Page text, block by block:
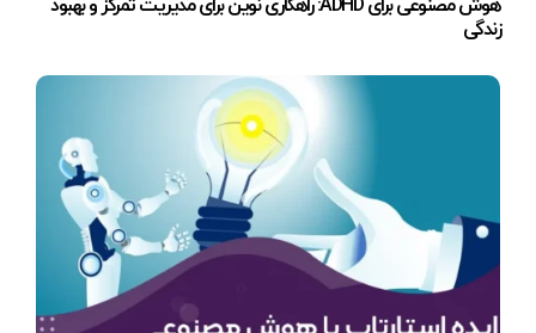
هوش مصنوعی برای ADHD: راهکاری نوین برای مدیریت تمرکز و بهبود
زندگی